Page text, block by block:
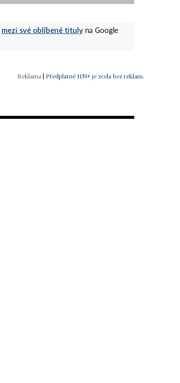
mezi své oblíbené tituly na Google
Předplatné HN+ je zcela bez reklam.